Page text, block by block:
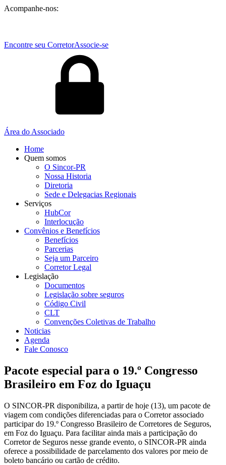
Acompanhe-nos:
Encontre seu CorretorAssocie-se
Área do Associado
Home
Quem somos
O Sincor-PR
Nossa Historia
Diretoria
Sede e Delegacias Regionais
Serviços
HubCor
Interlocução
Convênios e Benefícios
Benefícios
Parcerias
Seja um Parceiro
Corretor Legal
Legislação
Documentos
Legislação sobre seguros
Código Civil
CLT
Convenções Coletivas de Trabalho
Noticias
Agenda
Fale Conosco
Pacote especial para o 19.º Congresso
Brasileiro em Foz do Iguaçu
O SINCOR-PR disponibiliza, a partir de hoje (13), um pacote de
viagem com condições diferenciadas para o Corretor associado
participar do 19.º Congresso Brasileiro de Corretores de Seguros,
em Foz do Iguaçu. Para facilitar ainda mais a participação do
Corretor de Seguros nesse grande evento, o SINCOR-PR ainda
oferece a possibilidade de parcelamento dos valores por meio de
boleto bancário ou cartão de crédito.